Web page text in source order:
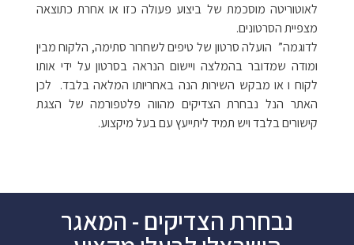
לאוטוריטה מוסכמת של ביצוע פעולה כזו או אחרת כתוצאה
מצפיית הסרטונים.
לדוגמה” הועלה סרטון של טיפים לשחרור סתימה, הלקוח מבין
ומודה שמדובר בהמלצה ויישום הנראה בסרטון על ידי אותו
לקוח ו או מבקש השירות הנה באחריותו המלאה בלבד. לכן
האתר הנל נבחרת הצדיקים מהווה פלטפורמה של הצגת
קישורים בלבד ויש תמיד ליתייעץ עם בעל מיקצוע.
נבחרת הצדיקים - המאגר